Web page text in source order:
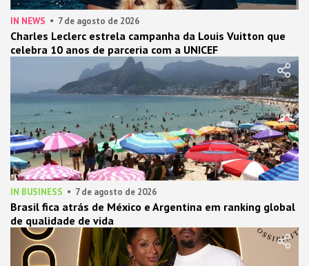
IN NEWS 7 de agosto de 2026
Charles Leclerc estrela campanha da Louis Vuitton que
celebra 10 anos de parceria com a UNICEF
IN BUSINESS 7 de agosto de 2026
Brasil fica atrás de México e Argentina em ranking global
de qualidade de vida